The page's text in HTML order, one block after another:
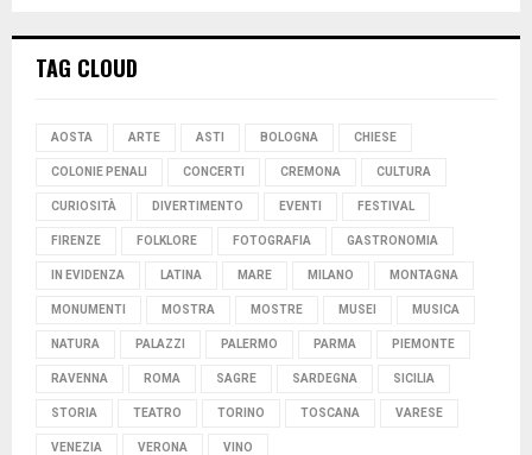
TAG CLOUD
AOSTA ARTE ASTI BOLOGNA CHIESE
COLONIE PENALI CONCERTI CREMONA CULTURA
CURIOSITÀ DIVERTIMENTO EVENTI FESTIVAL
FIRENZE FOLKLORE FOTOGRAFIA GASTRONOMIA
IN EVIDENZA LATINA MARE MILANO MONTAGNA
MONUMENTI MOSTRA MOSTRE MUSEI MUSICA
NATURA PALAZZI PALERMO PARMA PIEMONTE
RAVENNA ROMA SAGRE SARDEGNA SICILIA
STORIA TEATRO TORINO TOSCANA VARESE
VENEZIA VERONA VINO